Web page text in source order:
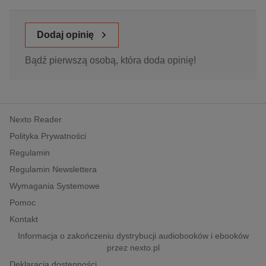
Dodaj opinię
Bądź pierwszą osobą, która doda opinię!
Nexto Reader
Polityka Prywatności
Regulamin
Regulamin Newslettera
Wymagania Systemowe
Pomoc
Kontakt
Informacja o zakończeniu dystrybucji audiobooków i ebooków
przez nexto.pl